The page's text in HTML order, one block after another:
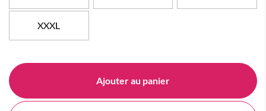
XXXL
Ajouter au panier